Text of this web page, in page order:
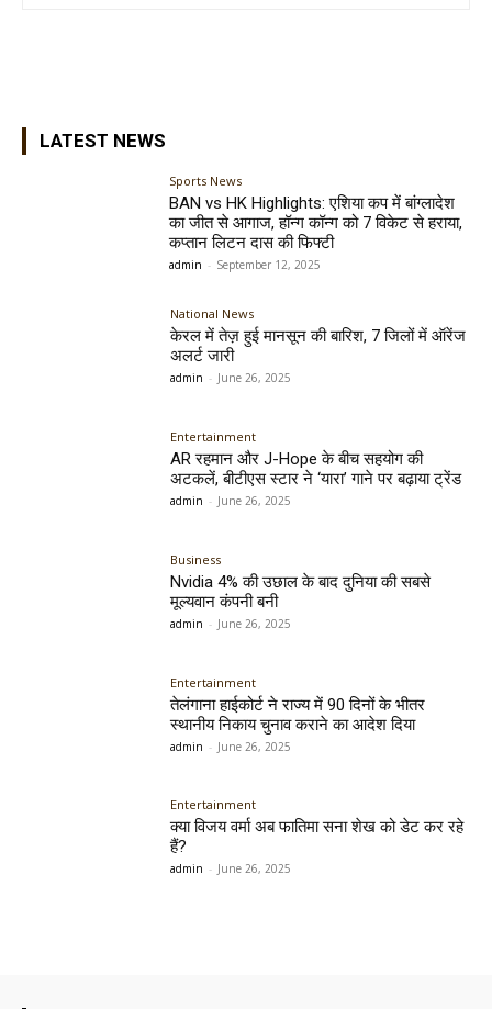
LATEST NEWS
Sports News
BAN vs HK Highlights: एशिया कप में बांग्लादेश
का जीत से आगाज, हॉन्ग कॉन्ग को 7 विकेट से हराया,
कप्तान लिटन दास की फिफ्टी
admin - September 12, 2025
National News
केरल में तेज़ हुई मानसून की बारिश, 7 जिलों में ऑरेंज
अलर्ट जारी
admin - June 26, 2025
Entertainment
AR रहमान और J-Hope के बीच सहयोग की
अटकलें, बीटीएस स्टार ने ‘यारा’ गाने पर बढ़ाया ट्रेंड
admin - June 26, 2025
Business
Nvidia 4% की उछाल के बाद दुनिया की सबसे
मूल्यवान कंपनी बनी
admin - June 26, 2025
Entertainment
तेलंगाना हाईकोर्ट ने राज्य में 90 दिनों के भीतर
स्थानीय निकाय चुनाव कराने का आदेश दिया
admin - June 26, 2025
Entertainment
क्या विजय वर्मा अब फातिमा सना शेख को डेट कर रहे
हैं?
admin - June 26, 2025